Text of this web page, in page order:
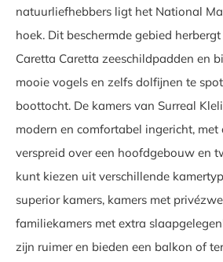
natuurliefhebbers ligt het National
hoek. Dit beschermde gebied
Caretta Caretta zeeschildpadden en
mooie vogels en zelfs dolfijnen te
boottocht. De kamers van Surreal
modern en comfortabel ingericht, met
verspreid over een hoofdgebouw en
kunt kiezen uit verschillende
superior kamers, kamers met
familiekamers met extra
zijn ruimer en bieden een balkon of